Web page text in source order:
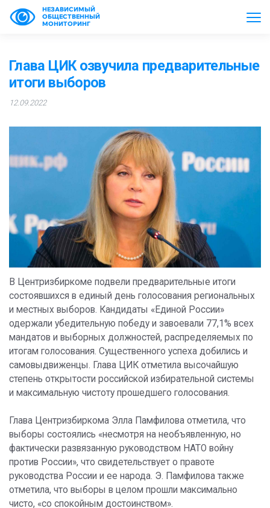
НЕЗАВИСИМЫЙ
ОБЩЕСТВЕННЫЙ
МОНИТОРИНГ
Глава ЦИК озвучила предварительные
итоги выборов
12.09.2022
В Центризбиркоме подвели предварительные итоги
состоявшихся в единый день голосования региональных
и местных выборов. Кандидаты «Единой России»
одержали убедительную победу и завоевали 77,1% всех
мандатов и выборных должностей, распределяемых по
итогам голосования. Существенного успеха добились и
самовыдвиженцы. Глава ЦИК отметила высочайшую
степень открытости российской избирательной системы
и максимальную чистоту прошедшего голосования.
Глава Центризбиркома Элла Памфилова отметила, что
выборы состоялись «несмотря на необъявленную, но
фактически развязанную руководством НАТО войну
против России», что свидетельствует о правоте
руководства России и ее народа. Э. Памфилова также
отметила, что выборы в целом прошли максимально
чисто, «со спокойным достоинством».